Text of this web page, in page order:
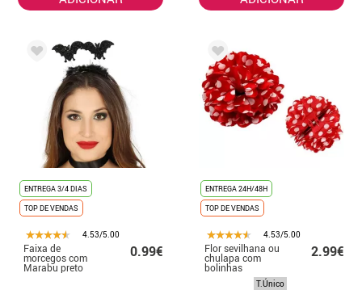
ENTREGA 3/4 DIAS
TOP DE VENDAS
4.53/5.00
Faixa de
morcegos com
Marabu preto
0.99€
ENTREGA 24H/48H
TOP DE VENDAS
4.53/5.00
Flor sevilhana ou
chulapa com
bolinhas
brancas, 13 cm
2.99€
T.Único